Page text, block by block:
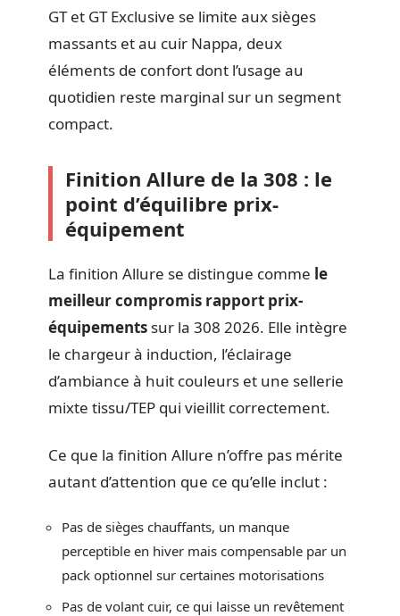
GT et GT Exclusive se limite aux sièges
massants et au cuir Nappa, deux
éléments de confort dont l’usage au
quotidien reste marginal sur un segment
compact.
Finition Allure de la 308 : le
point d’équilibre prix-
équipement
La finition Allure se distingue comme le
meilleur compromis rapport prix-
équipements sur la 308 2026. Elle intègre
le chargeur à induction, l’éclairage
d’ambiance à huit couleurs et une sellerie
mixte tissu/TEP qui vieillit correctement.
Ce que la finition Allure n’offre pas mérite
autant d’attention que ce qu’elle inclut :
Pas de sièges chauffants, un manque
perceptible en hiver mais compensable par un
pack optionnel sur certaines motorisations
Pas de volant cuir, ce qui laisse un revêtement